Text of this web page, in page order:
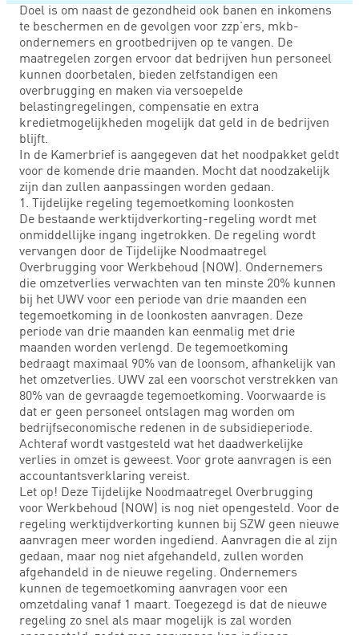
Doel is om naast de gezondheid ook banen en inkomens
te beschermen en de gevolgen voor zzp’ers, mkb-
ondernemers en grootbedrijven op te vangen. De
maatregelen zorgen ervoor dat bedrijven hun personeel
kunnen doorbetalen, bieden zelfstandigen een
overbrugging en maken via versoepelde
belastingregelingen, compensatie en extra
kredietmogelijkheden mogelijk dat geld in de bedrijven
blijft.
In de Kamerbrief is aangegeven dat het noodpakket geldt
voor de komende drie maanden. Mocht dat noodzakelijk
zijn dan zullen aanpassingen worden gedaan.
1. Tijdelijke regeling tegemoetkoming loonkosten
De bestaande werktijdverkorting-regeling wordt met
onmiddellijke ingang ingetrokken. De regeling wordt
vervangen door de Tijdelijke Noodmaatregel
Overbrugging voor Werkbehoud (NOW). Ondernemers
die omzetverlies verwachten van ten minste 20% kunnen
bij het UWV voor een periode van drie maanden een
tegemoetkoming in de loonkosten aanvragen. Deze
periode van drie maanden kan eenmalig met drie
maanden worden verlengd. De tegemoetkoming
bedraagt maximaal 90% van de loonsom, afhankelijk van
het omzetverlies. UWV zal een voorschot verstrekken van
80% van de gevraagde tegemoetkoming. Voorwaarde is
dat er geen personeel ontslagen mag worden om
bedrijfseconomische redenen in de subsidieperiode.
Achteraf wordt vastgesteld wat het daadwerkelijke
verlies in omzet is geweest. Voor grote aanvragen is een
accountantsverklaring vereist.
Let op! Deze Tijdelijke Noodmaatregel Overbrugging
voor Werkbehoud (NOW) is nog niet opengesteld. Voor de
regeling werktijdverkorting kunnen bij SZW geen nieuwe
aanvragen meer worden ingediend. Aanvragen die al zijn
gedaan, maar nog niet afgehandeld, zullen worden
afgehandeld in de nieuwe regeling. Ondernemers
kunnen de tegemoetkoming aanvragen voor een
omzetdaling vanaf 1 maart. Toegezegd is dat de nieuwe
regeling zo snel als maar mogelijk is zal worden